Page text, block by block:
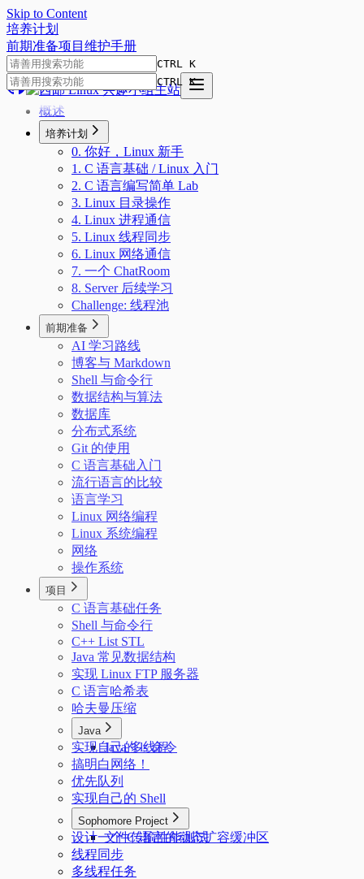
Skip to Content
培养计划
前期准备项目 维护手册
CTRL K
CTRL K
概述
培养计划
0. 你好，Linux 新手
1. C 语言基础 / Linux 入门
2. C 语言编写简单 Lab
3. Linux 目录操作
4. Linux 进程通信
5. Linux 线程同步
6. Linux 网络通信
7. 一个 ChatRoom
8. Server 后续学习
Challenge: 线程池
前期准备
AI 学习路线
博客与 Markdown
Shell 与命令行
数据结构与算法
数据库
分布式系统
Git 的使用
C 语言基础入门
流行语言的比较
语言学习
Linux 网络编程
Linux 系统编程
网络
操作系统
项目
C 语言基础任务
Shell 与命令行
C++ List STL
Java 常见数据结构
实现 Linux FTP 服务器
C 语言哈希表
哈夫曼压缩
Java
Java 多线程
实现自己的 ls 命令
搞明白网络！
优先队列
实现自己的 Shell
Sophomore Project
文件传输性能测试
设计一个 C 语言的动态扩容缓冲区
线程同步
多线程任务